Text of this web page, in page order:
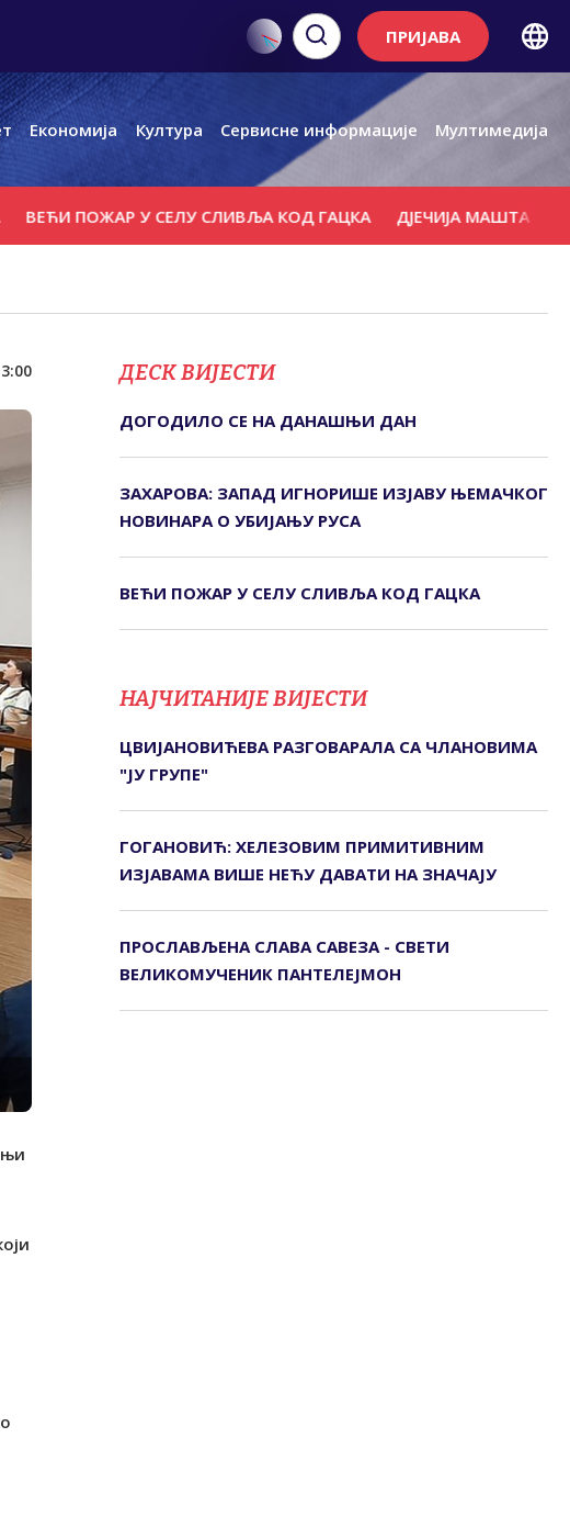
ПРИЈАВА
Економија Култура Сервисне информације Мултимедија
ПОЖАР У СЕЛУ СЛИВЉА КОД ГАЦКА ДЈЕЧИЈА МАШТА
ДЕСК ВИЈЕСТИ
ДОГОДИЛО СЕ НА ДАНАШЊИ ДАН
ЗАХАРОВА: ЗАПАД ИГНОРИШЕ ИЗЈАВУ ЊЕМАЧКОГ
НОВИНАРА О УБИЈАЊУ РУСА
ВЕЋИ ПОЖАР У СЕЛУ СЛИВЉА КОД ГАЦКА
НАЈЧИТАНИЈЕ ВИЈЕСТИ
ЦВИЈАНОВИЋЕВА РАЗГОВАРАЛА СА ЧЛАНОВИМА
"ЈУ ГРУПЕ"
ГОГАНОВИЋ: ХЕЛЕЗОВИМ ПРИМИТИВНИМ
ИЗЈАВАМА ВИШЕ НЕЋУ ДАВАТИ НА ЗНАЧАЈУ
ПРОСЛАВЉЕНА СЛАВА САВЕЗА - СВЕТИ
ВЕЛИКОМУЧЕНИК ПАНТЕЛЕЈМОН